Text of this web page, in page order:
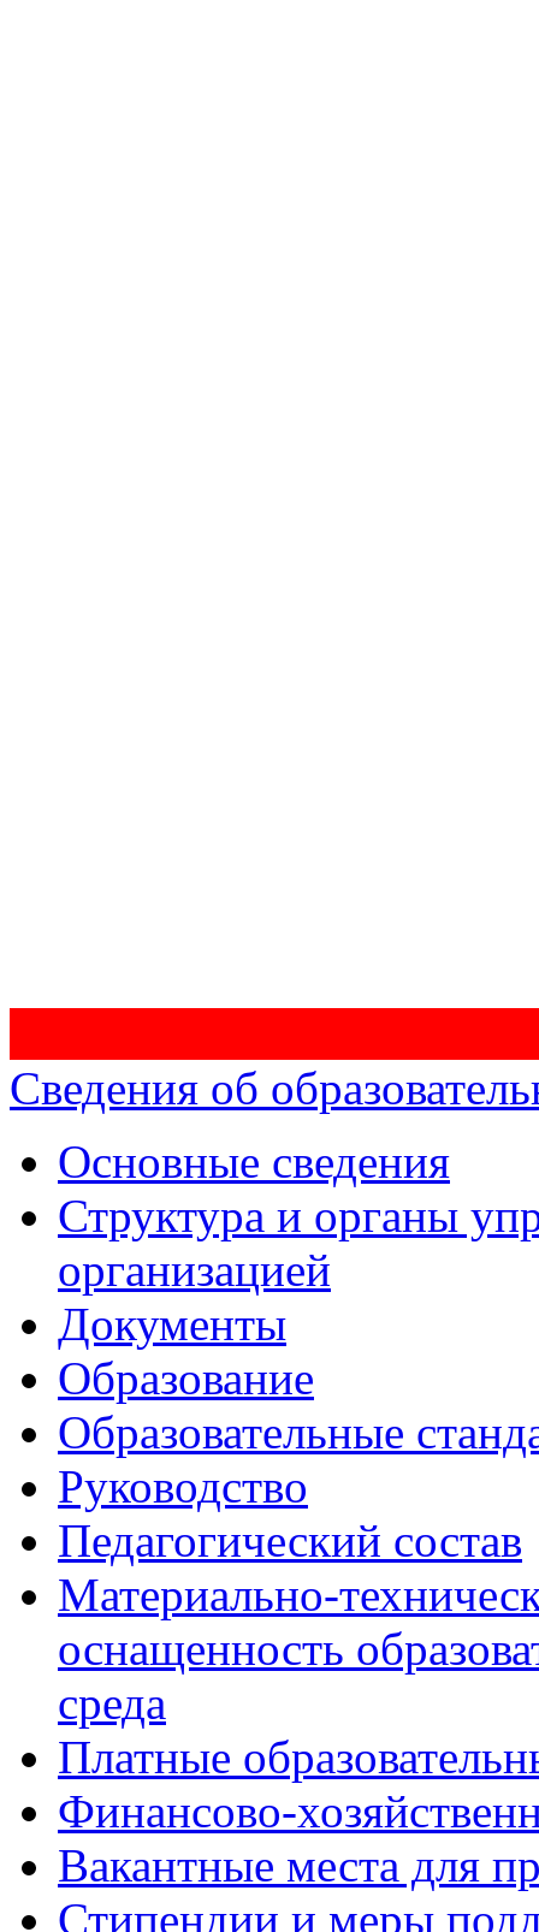
Сведения об
Основные сведения
Структура и органы
организацией
Документы
Образование
Образовательные
Руководство
Педагогический состав
Материально-
оснащенность
среда
Платные
Финансово-
Вакантные места для
Стипендии и меры